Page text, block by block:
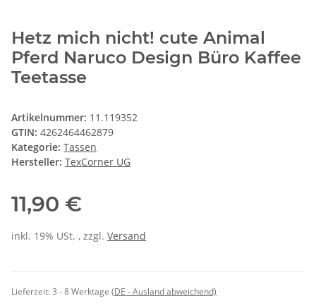
Hetz mich nicht! cute Animal
Pferd Naruco Design Büro Kaffee
Teetasse
Artikelnummer: 11.119352
GTIN: 4262464462879
Kategorie: Tassen
Hersteller: TexCorner UG
11,90 €
inkl. 19% USt. , zzgl. Versand
Lieferzeit:3 - 8 Werktage (DE - Ausland abweichend)